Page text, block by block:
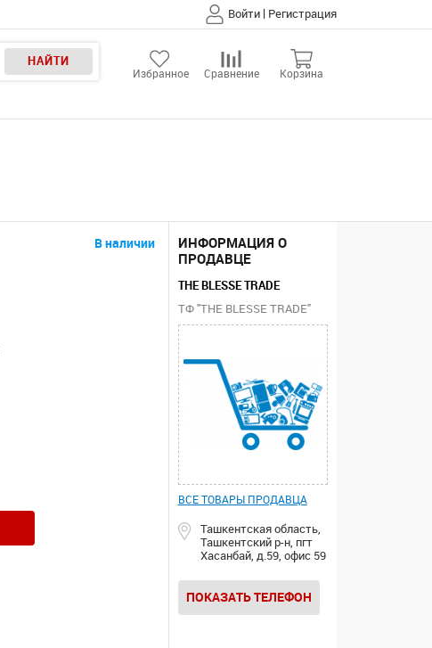
Войти | Регистрация
НАЙТИ
Избранное Сравнение Корзина
В наличии
ИНФОРМАЦИЯ О
ПРОДАВЦЕ
THE BLESSE TRADE
ТФ "THE BLESSE TRADE"
ВСЕ ТОВАРЫ ПРОДАВЦА
Ташкентская область,
Ташкентский р-н, пгт
Хасанбай, д.59, офис 59
ПОКАЗАТЬ ТЕЛЕФОН